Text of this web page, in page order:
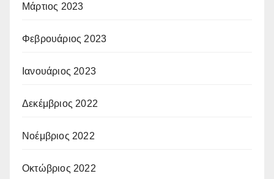
Μάρτιος 2023
Φεβρουάριος 2023
Ιανουάριος 2023
Δεκέμβριος 2022
Νοέμβριος 2022
Οκτώβριος 2022